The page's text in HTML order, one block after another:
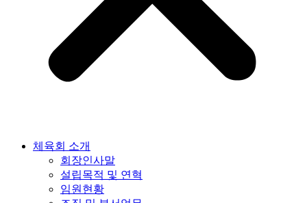
체육회 소개
회장인사말
설립목적 및 연혁
임원현황